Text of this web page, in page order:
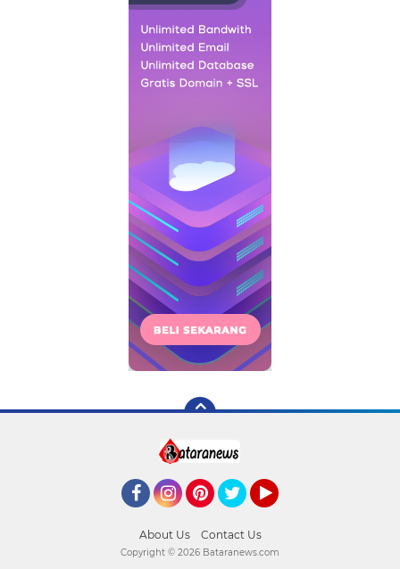
About Us Contact Us
Copyright © 2026 Bataranews.com